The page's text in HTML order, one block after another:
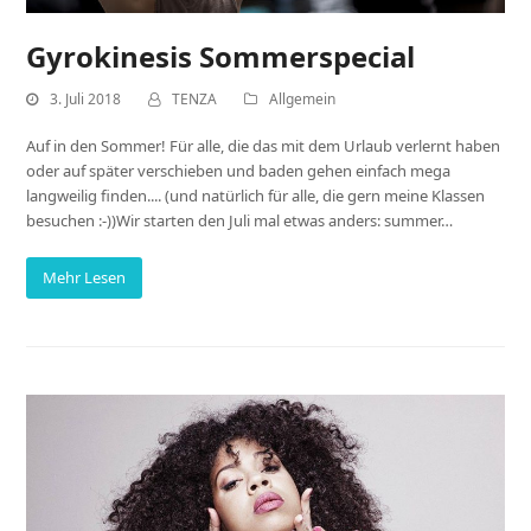
Gyrokinesis Sommerspecial
3. Juli 2018 TENZA Allgemein
Auf in den Sommer! Für alle, die das mit dem Urlaub verlernt haben
oder auf später verschieben und baden gehen einfach mega
langweilig finden.... (und natürlich für alle, die gern meine Klassen
besuchen :-))Wir starten den Juli mal etwas anders: summer…
Mehr Lesen